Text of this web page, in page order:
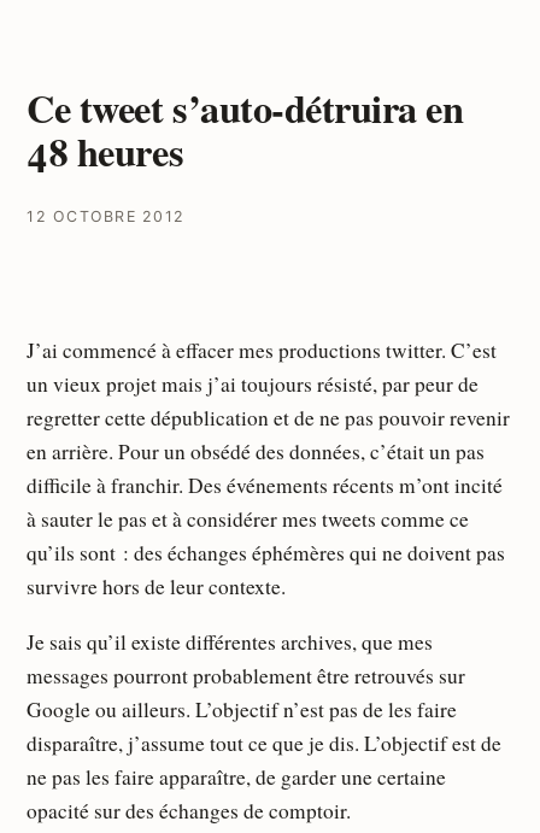
Ce tweet s’auto-détruira en
48 heures
12 OCTOBRE 2012
J’ai commencé à effacer mes productions twitter. C’est
un vieux projet mais j’ai toujours résisté, par peur de
regretter cette dépublication et de ne pas pouvoir revenir
en arrière. Pour un obsédé des données, c’était un pas
difficile à franchir. Des événements récents m’ont incité
à sauter le pas et à considérer mes tweets comme ce
qu’ils sont : des échanges éphémères qui ne doivent pas
survivre hors de leur contexte.
Je sais qu’il existe différentes archives, que mes
messages pourront probablement être retrouvés sur
Google ou ailleurs. L’objectif n’est pas de les faire
disparaître, j’assume tout ce que je dis. L’objectif est de
ne pas les faire apparaître, de garder une certaine
opacité sur des échanges de comptoir.